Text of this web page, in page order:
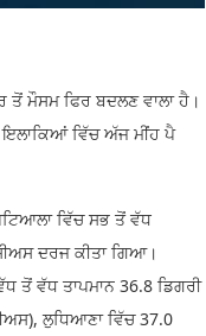
ਤੋਂ ਮੌਸਮ ਫਿਰ ਬਦਲਣ ਵਾਲਾ ਹੈ।
ਵਿੱਚ ਅੱਜ ਮੀਂਹ ਪੈ
ਵਿੱਚ ਸਭ ਤੋਂ ਵੱਧ
ਦਰਜ ਕੀਤਾ ਗਿਆ।
ਤੋਂ ਵੱਧ ਤਾਪਮਾਨ 36.8 ਡਿਗਰੀ
ਲੁਧਿਆਣਾ ਵਿੱਚ 37.0